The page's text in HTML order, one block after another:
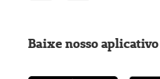
Baixe nosso aplicativo